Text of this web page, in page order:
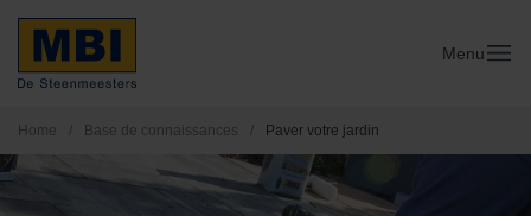
Menu
Home / Base de connaissances / Paver votre jardin